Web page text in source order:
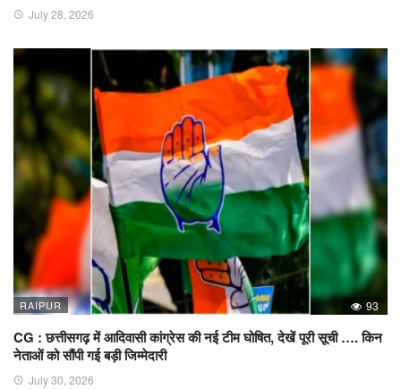
July 28, 2026
RAIPUR 93
CG : छत्तीसगढ़ में आदिवासी कांग्रेस की नई टीम घोषित, देखें पूरी सूची …. किन
नेताओं को सौंपी गई बड़ी जिम्मेदारी
July 30, 2026